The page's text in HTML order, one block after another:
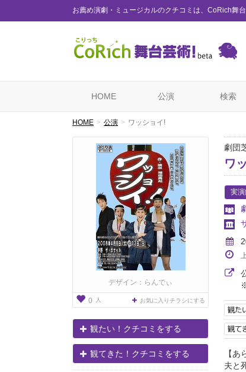
お薦め演劇・ミュージカルのクチコミは、CoRich舞台
HOME 公演 検索
HOME 公演 ワッショイ!
デザイン：らんでぃ
0 人 お気に入りチラシにする
観たい！クチコミをする
観てきた！クチコミをする
劇団
ワ
実
【あ
夫と